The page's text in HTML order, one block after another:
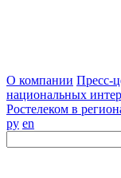
О компании Пресс-
национальных
Ростелеком в
ру en